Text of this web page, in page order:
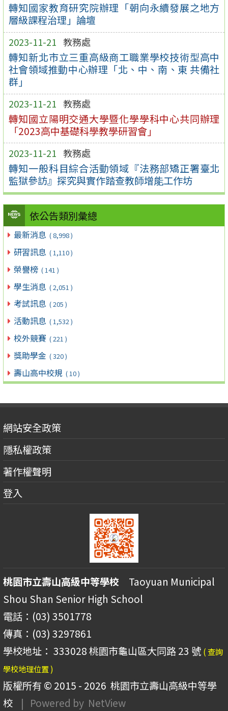
轉知國家教育研究院辦理「朝向永續發展之地方
層級課程治理」論壇
2023-11-21 教務處
轉知新北市立三重高級商工職業學校技術型高中
社會領域推動中心辦理「北、中、南、東 共備社
群」
2023-11-21 教務處
轉知國立陽明交通大學暨化學學科中心共同辦理
「2023高中基礎科學教學研習會」
2023-11-21 教務處
轉知一般科目綜合活動領域『法務部矯正署臺北
監獄參訪』探究與實作踏查教師增能工作坊
依公告類別彙總
最新消息 ( 8,998 )
研習訊息 ( 1,110 )
榮譽榜 ( 141 )
學生消息 ( 2,051 )
考試訊息 ( 205 )
活動訊息 ( 1,532 )
校外競賽 ( 221 )
獎助學金 ( 320 )
壽山高中校規 ( 10 )
網站安全政策
隱私權政策
著作權聲明
登入
桃園市立壽山高級中等學校 Taoyuan Municipal
Shou Shan Senior High School
電話：(03) 3501778
傳真：(03) 3297861
學校地址： 333028 桃園市龜山區大同路 23 號 ( 查詢
學校地理位置 )
版權所有 © 2015 - 2026 桃園市立壽山高級中等學
校
| Powered by NetView